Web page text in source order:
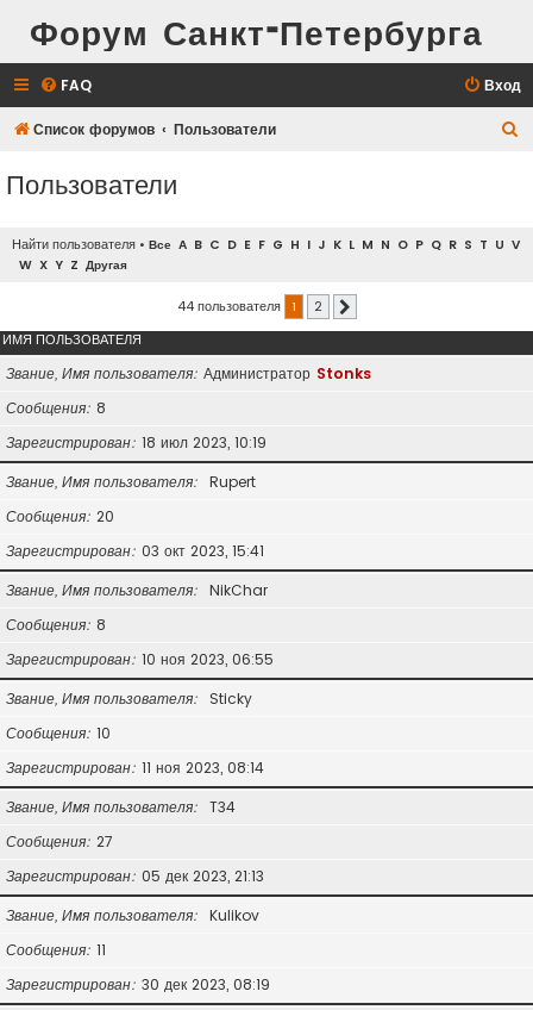
Форум Санкт-Петербурга
FAQ Вход
Список форумов Пользователи
Пользователи
Найти пользователя • Все A B C D E F G H I J K L M N O P Q R S T U V
W X Y Z Другая
44 пользователя 1 2
ИМЯ ПОЛЬЗОВАТЕЛЯ
Звание, Имя пользователя Администратор Stonks
Сообщения 8
Зарегистрирован 18 июл 2023, 10:19
Звание, Имя пользователя
Rupert
Сообщения 20
Зарегистрирован 03 окт 2023, 15:41
Звание, Имя пользователя
NikChar
Сообщения 8
Зарегистрирован 10 ноя 2023, 06:55
Звание, Имя пользователя
Sticky
Сообщения 10
Зарегистрирован 11 ноя 2023, 08:14
Звание, Имя пользователя
T34
Сообщения 27
Зарегистрирован 05 дек 2023, 21:13
Звание, Имя пользователя
Kulikov
Сообщения 11
Зарегистрирован 30 дек 2023, 08:19